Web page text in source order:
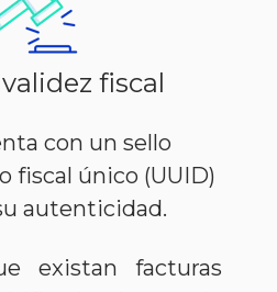
fiscal
con un sello
fiscal único (UUID)
autenticidad.
existan facturas